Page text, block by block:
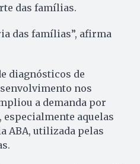
das famílias.
das famílias”, afirma
diagnósticos de
nos
a demanda por
aquelas
ABA, utilizada pelas